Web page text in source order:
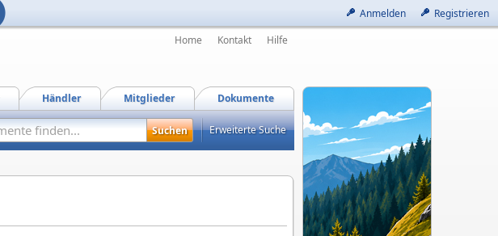
Anmelden Registrieren
Home Kontakt Hilfe
Dokumente
Mitglieder
Händler
Erweiterte Suche